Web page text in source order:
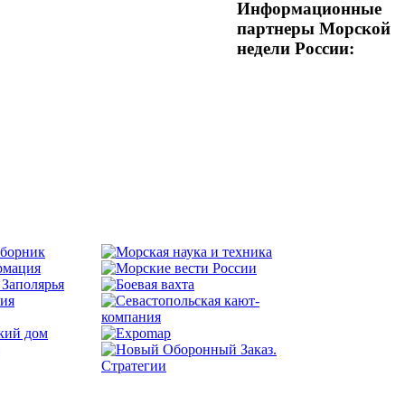
Информационные
партнеры Морской
недели России: